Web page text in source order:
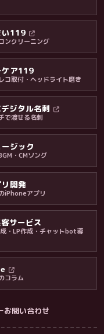
い119
ンクリーニング
ケア119
コ取付・ヘッドライト磨き
デジタル名刺
で渡せる名刺
ジック
・CMソング
リ開発
iPhoneアプリ
サービス
・LP作成・チャットbot導
コラム
お問い合わせ